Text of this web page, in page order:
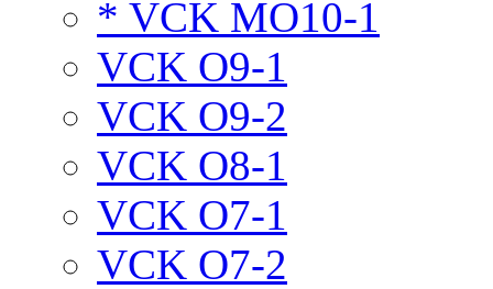
* VCK MO10-1
VCK O9-1
VCK O9-2
VCK O8-1
VCK O7-1
VCK O7-2